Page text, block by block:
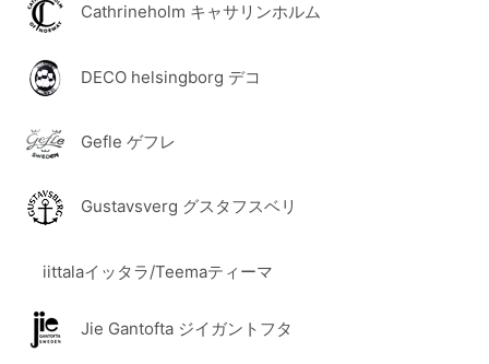
Cathrineholm キャサリンホルム
DECO helsingborg デコ
Gefle ゲフレ
Gustavsverg グスタフスベリ
iittalaイッタラ/Teemaティーマ
Jie Gantofta ジイガントフタ